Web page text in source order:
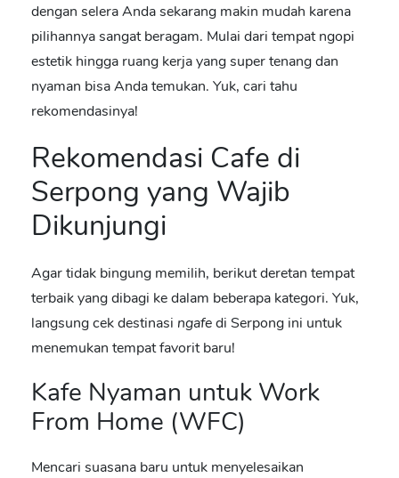
dengan selera Anda sekarang makin mudah karena
pilihannya sangat beragam. Mulai dari tempat ngopi
estetik hingga ruang kerja yang super tenang dan
nyaman bisa Anda temukan. Yuk, cari tahu
rekomendasinya!
Rekomendasi Cafe di
Serpong yang Wajib
Dikunjungi
Agar tidak bingung memilih, berikut deretan tempat
terbaik yang dibagi ke dalam beberapa kategori. Yuk,
langsung cek destinasi ngafedi Serpong ini untuk
menemukan tempat favorit baru!
Kafe Nyaman untuk Work
From Home (WFC)
Mencari suasana baru untuk menyelesaikan